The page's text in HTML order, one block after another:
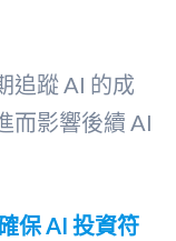
追蹤 AI 的成
而影響後續 AI
保 AI 投資符